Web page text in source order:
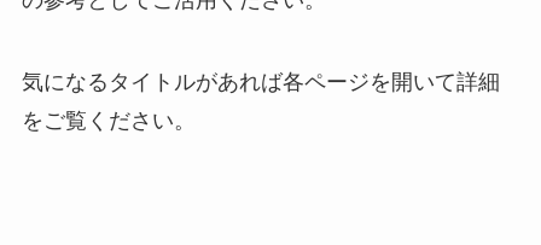
気になるタイトルがあれば各ページを開いて詳細
をご覧ください。